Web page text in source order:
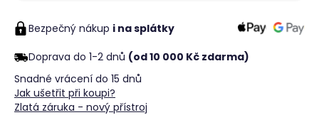
Bezpečný nákup i na splátky
Doprava do 1-2 dnů (od 10 000 Kč zdarma)
Snadné vrácení do 15 dnů
Jak ušetřit při koupi?
Zlatá záruka - nový přístroj
j
e
m
e